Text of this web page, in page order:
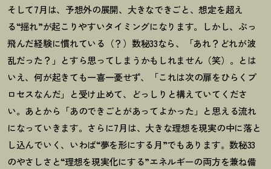
そして7月は、予想外の展開、大きなできごと、想定を超え
る“揺れ”が起こりやすいタイミングになります。しかし、ぶっ
飛んだ経験に慣れている（？ ）数秘33なら、「あれ？ どれが波
乱だった ？ 」とすら思ってしまうかもしれません（笑）。とは
いえ、何が起きても一喜一憂せず、「これは次の扉をひらくプ
ロセスなんだ」と受け止めて、どっしりと構えていてくださ
い。あとから「あのできごとがあってよかった」と思える流れ
になっていきます。さらに7月は、大きな理想を現実の中に落と
し込んでいく、いわば“夢を形にする月”でもあります。数秘33
のやさしさと“理想を現実化にする”エネルギーの両方を兼ね備